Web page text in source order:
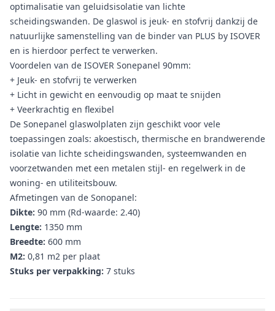
optimalisatie van geluidsisolatie van lichte
scheidingswanden. De glaswol is jeuk- en stofvrij dankzij de
natuurlijke samenstelling van de binder van PLUS by ISOVER
en is hierdoor perfect te verwerken.
Voordelen van de ISOVER Sonepanel 90mm:
+ Jeuk- en stofvrij te verwerken
+ Licht in gewicht en eenvoudig op maat te snijden
+ Veerkrachtig en flexibel
De Sonepanel glaswolplaten zijn geschikt voor vele
toepassingen zoals: akoestisch, thermische en brandwerende
isolatie van lichte scheidingswanden, systeemwanden en
voorzetwanden met een metalen stijl- en regelwerk in de
woning- en utiliteitsbouw.
Afmetingen van de Sonopanel:
Dikte: 90 mm (Rd-waarde: 2.40)
Lengte: 1350 mm
Breedte: 600 mm
M2: 0,81 m2 per plaat
Stuks per verpakking: 7 stuks